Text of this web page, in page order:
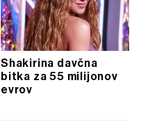
Shakirina davčna
bitka za 55 milijonov
evrov